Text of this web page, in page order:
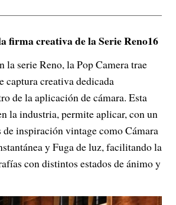
firma creativa de la Serie Reno16
la serie Reno, la Pop Camera trae
captura creativa dedicada
de la aplicación de cámara. Esta
la industria, permite aplicar, con un
de inspiración vintage como Cámara
y Fuga de luz, facilitando la
con distintos estados de ánimo y